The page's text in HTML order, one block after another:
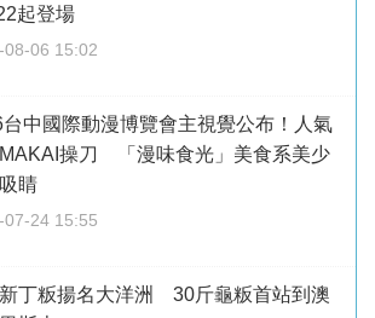
起登場
08-06 15:02
台中國際動漫博覽會主視覺公布！人氣
操刀 「漫味食光」美食系美少
睛
07-24 15:55
丁粄揚名大洋洲 30斤龜粄首站到澳